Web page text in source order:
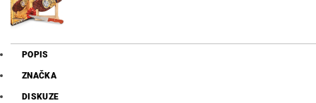
POPIS
ZNAČKA
DISKUZE